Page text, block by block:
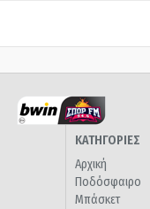
ΚΑΤΗΓΟΡΙΕΣ
Αρχική
Ποδόσφαιρο
Μπάσκετ